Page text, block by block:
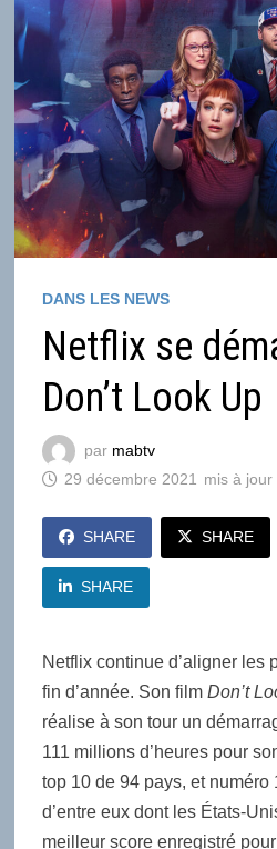
DANS LES NEWS
Netflix se
Don’t Look Up
par mabtv
29 décembre 2021
SHARE SHARE
SHARE
Netflix continue d’aligner les
fin d’année. Son film Don’t
réalise à son tour un
111 millions d’heures pour
top 10 de 94 pays, et numéro
d’entre eux dont les États-
meilleur score enregistré